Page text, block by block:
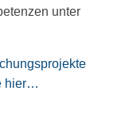
unter
hier…